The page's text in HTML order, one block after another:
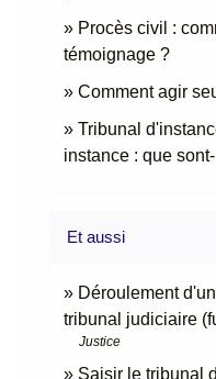
Procès civil :
témoignage ?
Comment agir
Tribunal
instance : que
Et aussi
Déroulement
tribunal judiciaire
Justice
Saisir le tribunal